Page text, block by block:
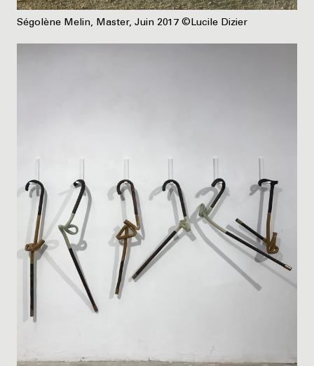
Ségolène Melin, Master, Juin 2017 ©Lucile Dizier